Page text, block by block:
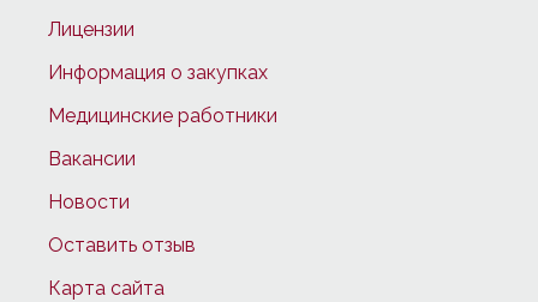
Лицензии
Информация о закупках
Медицинские работники
Вакансии
Новости
Оставить отзыв
Карта сайта